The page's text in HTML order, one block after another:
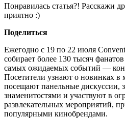
Понравилась статья?! Расскажи
приятно :)
Поделиться
Ежегодно с 19 по 22 июля
собирает более 130 тысяч
самых ожидаемых событий —
Посетители узнают о новинках в
посещают панельные дискуссии,
знаменитостями и участвуют в
развлекательных мероприятий,
популярными кинобрендами.